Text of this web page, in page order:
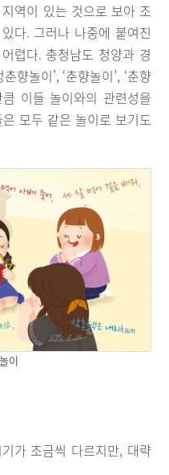
역이 있는 것으로 보아 조
다. 그러나 나중에 붙여진
렵다. 충청남도 청양과 경
향놀이’, ‘춘향놀이’, ‘춘향
이들 놀이와의 관련성을
모두 같은 놀이로 보기도
이
가 조금씩 다르지만, 대략